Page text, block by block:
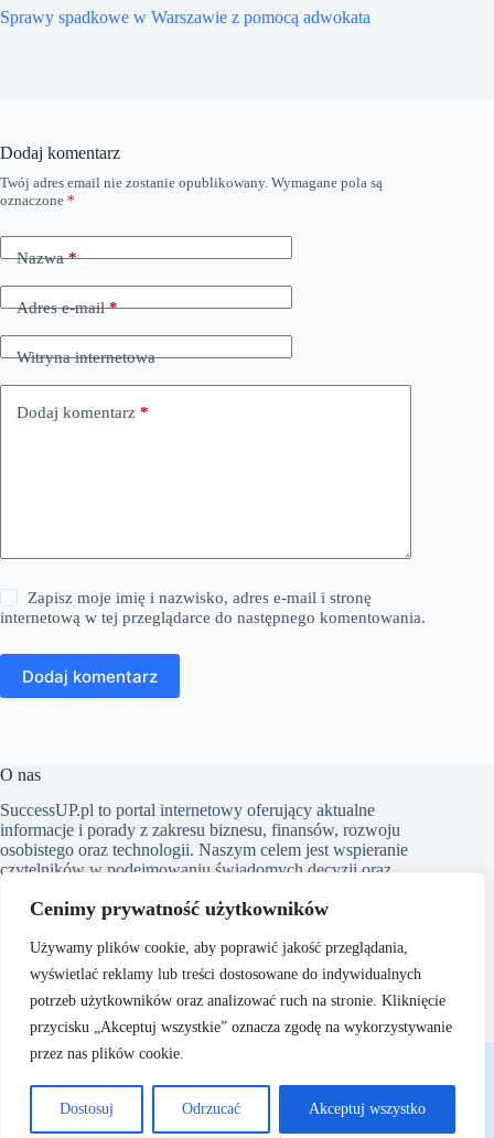
Cenimy prywatność użytkowników
Używamy plików cookie, aby poprawić jakość przeglądania,
wyświetlać reklamy lub treści dostosowane do indywidualnych
potrzeb użytkowników oraz analizować ruch na stronie. Kliknięcie
przycisku „Akceptuj wszystkie” oznacza zgodę na wykorzystywanie
przez nas plików cookie.
Dostosuj Odrzucać Akceptuj wszystko
Sprawy spadkowe w Warszawie z pomocą adwokata
Dodaj komentarz
Twój adres email nie zostanie opublikowany. Wymagane pola są
oznaczone *
Nazwa*
Adres e-mail*
Witryna internetowa
Dodaj komentarz *
Zapisz moje imię i nazwisko, adres e-mail i stronę
internetową w tej przeglądarce do następnego komentowania.
Dodaj komentarz
O nas
SuccessUP.pl to portal internetowy oferujący aktualne
informacje i porady z zakresu biznesu, finansów, rozwoju
osobistego oraz technologii. Naszym celem jest wspieranie
czytelników w podejmowaniu świadomych decyzji oraz
artykuły były zrozumiałe i dostępne dla każdego, niezależnie
Copyright © 2026 - SuccessUP.pl